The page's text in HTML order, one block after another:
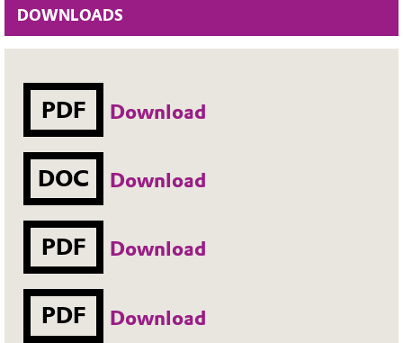
DOWNLOADS
PDF Download
DOC Download
PDF Download
PDF Download